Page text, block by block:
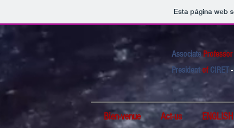
Esta página web
AssociateProfessor
PresidentofCIRET-
Bien-venue Act-us